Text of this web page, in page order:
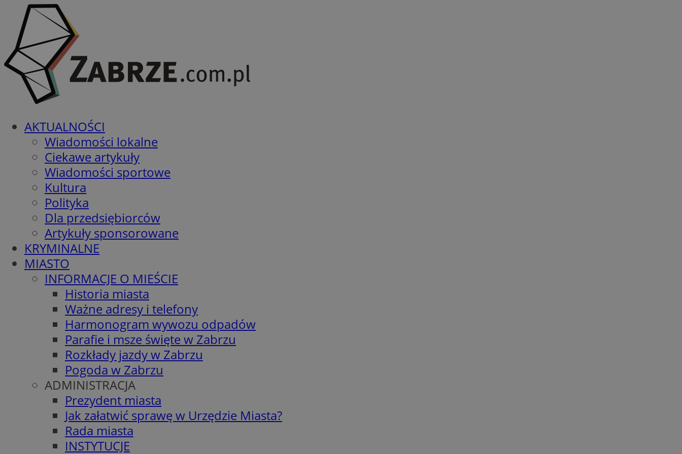
AKTUALNOŚCI
Wiadomości lokalne
Ciekawe artykuły
Wiadomości sportowe
Kultura
Polityka
Dla przedsiębiorców
Artykuły sponsorowane
KRYMINALNE
MIASTO
INFORMACJE O MIEŚCIE
Historia miasta
Ważne adresy i telefony
Harmonogram wywozu odpadów
Parafie i msze święte w Zabrzu
Rozkłady jazdy w Zabrzu
Pogoda w Zabrzu
ADMINISTRACJA
Prezydent miasta
Jak załatwić sprawę w Urzędzie Miasta?
Rada miasta
INSTYTUCJE